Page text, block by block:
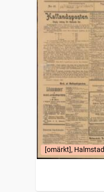
[omärkt], Halmstad